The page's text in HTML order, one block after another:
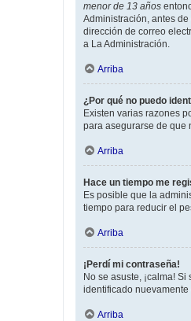
menor de 13 años
Administración, antes
dirección de correo
a La Administración.
Arriba
¿Por qué no puedo
Existen varias razones
para asegurarse de que
Arriba
Hace un tiempo me
Es posible que la
tiempo para reducir el
Arriba
¡Perdí mi contraseña!
No se asuste, ¡calma!
identificado
Arriba